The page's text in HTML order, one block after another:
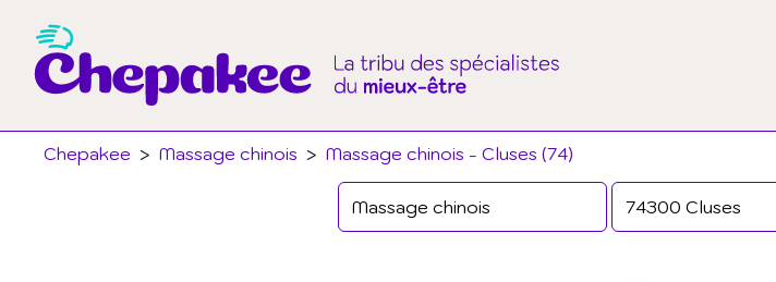
Chepakee > Massage chinois > Massage chinois - Cluses (74)